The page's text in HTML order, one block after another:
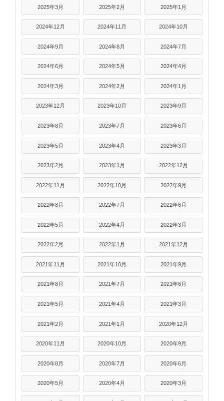
2025年3月 2025年2月 2025年1月
2024年12月 2024年11月 2024年10月
2024年9月 2024年8月 2024年7月
2024年6月 2024年5月 2024年4月
2024年3月 2024年2月 2024年1月
2023年12月 2023年10月 2023年9月
2023年8月 2023年7月 2023年6月
2023年5月 2023年4月 2023年3月
2023年2月 2023年1月 2022年12月
2022年11月 2022年10月 2022年9月
2022年8月 2022年7月 2022年6月
2022年5月 2022年4月 2022年3月
2022年2月 2022年1月 2021年12月
2021年11月 2021年10月 2021年9月
2021年8月 2021年7月 2021年6月
2021年5月 2021年4月 2021年3月
2021年2月 2021年1月 2020年12月
2020年11月 2020年10月 2020年9月
2020年8月 2020年7月 2020年6月
2020年5月 2020年4月 2020年3月